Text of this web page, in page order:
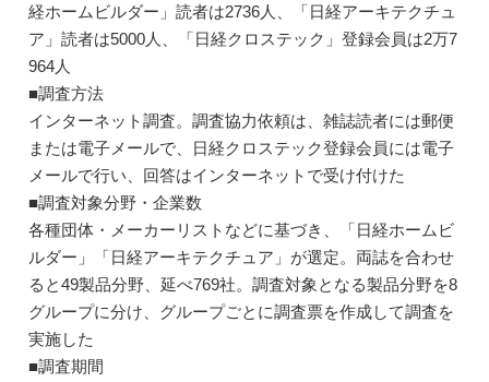
経ホームビルダー」読者は2736人、「日経アーキテクチュ
ア」読者は5000人、「日経クロステック」登録会員は2万7
964人
■調査方法
インターネット調査。調査協力依頼は、雑誌読者には郵便
または電子メールで、日経クロステック登録会員には電子
メールで行い、回答はインターネットで受け付けた
■調査対象分野・企業数
各種団体・メーカーリストなどに基づき、「日経ホームビ
ルダー」「日経アーキテクチュア」が選定。両誌を合わせ
ると49製品分野、延べ769社。調査対象となる製品分野を8
グループに分け、グループごとに調査票を作成して調査を
実施した
■調査期間